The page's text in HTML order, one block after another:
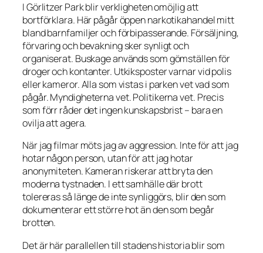
I Görlitzer Park blir verkligheten omöjlig att
bortförklara. Här pågår öppen narkotikahandel mitt
bland barnfamiljer och förbipasserande. Försäljning,
förvaring och bevakning sker synligt och
organiserat. Buskage används som gömställen för
droger och kontanter. Utkiksposter varnar vid polis
eller kameror. Alla som vistas i parken vet vad som
pågår. Myndigheterna vet. Politikerna vet. Precis
som förr råder det ingen kunskapsbrist – bara en
ovilja att agera.
När jag filmar möts jag av aggression. Inte för att jag
hotar någon person, utan för att jag hotar
anonymiteten. Kameran riskerar att bryta den
moderna tystnaden. I ett samhälle där brott
tolereras så länge de inte synliggörs, blir den som
dokumenterar ett större hot än den som begår
brotten.
Det är här parallellen till stadens historia blir som